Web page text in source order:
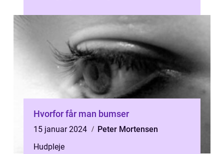
Hvorfor får man bumser
15 januar 2024
Peter Mortensen
Hudpleje